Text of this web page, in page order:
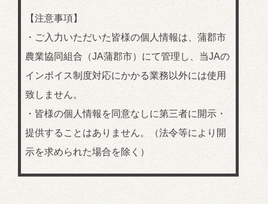
【注意事項】
・ご入力いただいた皆様の個人情報は、蒲郡市
農業協同組合（JA蒲郡市）にて管理し、当JAの
インボイス制度対応にかかる業務以外には使用
致しません。
・皆様の個人情報を同意なしに第三者に開示・
提供することはありません。（法令等により開
示を求められた場合を除く）